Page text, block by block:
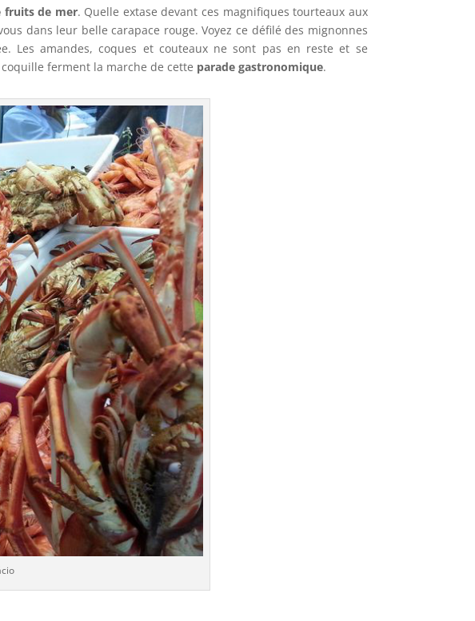
fruits de mer. Quelle extase devant ces magnifiques tourteaux aux
dans leur belle carapace rouge. Voyez ce défilé des mignonnes
Les amandes, coques et couteaux ne sont pas en reste et se
ferment la marche de cette parade gastronomique.